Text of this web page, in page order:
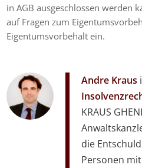
in AGB ausgeschlossen werden
auf Fragen zum
Eigentumsvorbehalt ein.
Andre Kraus
KRAUS
die
Personen